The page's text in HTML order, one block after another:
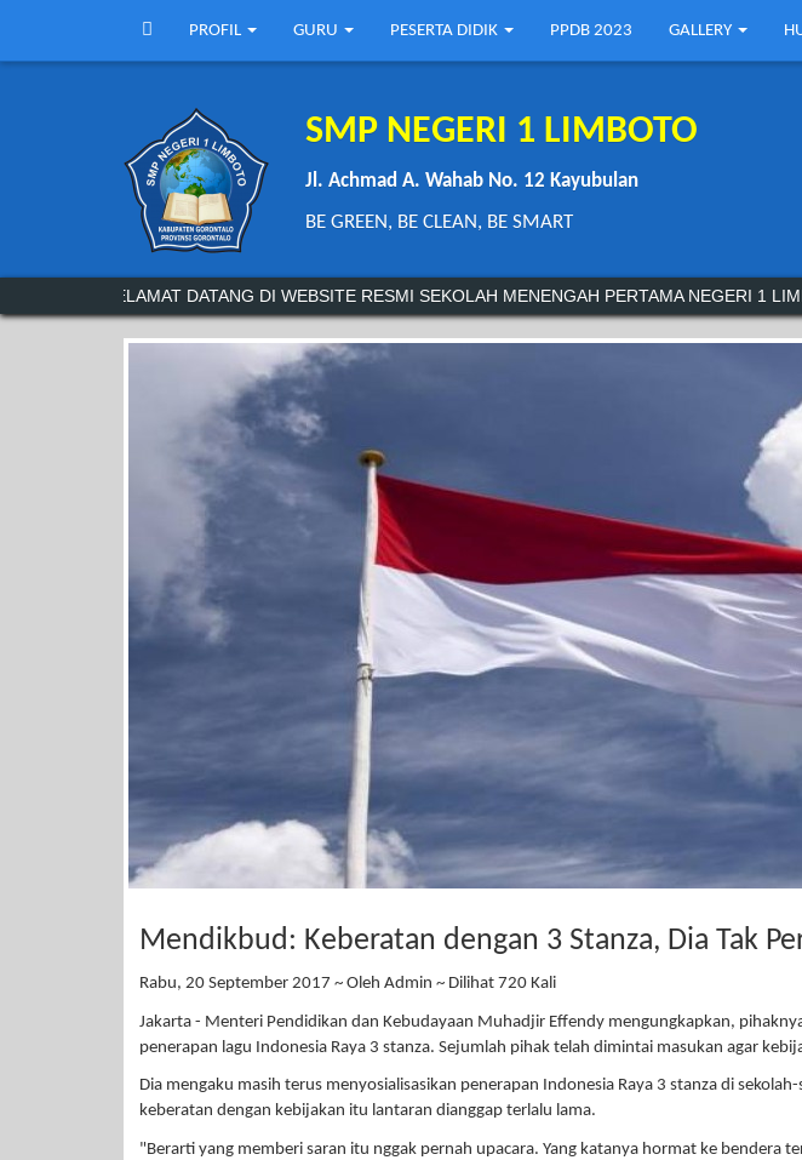
PROFIL GURU PESERTA DIDIK PPDB 2023 GALLERY
SMP NEGERI 1 LIMBOTO
Jl. Achmad A. Wahab No. 12 Kayubulan
BE GREEN, BE CLEAN, BE SMART
SELAMAT DATANG DI WEBSITE RESMI SEKOLAH MENENGAH PERTAMA NEGERI 1 LIMBOTO.
Mendikbud: Keberatan dengan 3 Stanza, Dia Tak
Rabu, 20 September 2017 ~ Oleh Admin ~ Dilihat 720 Kali
Jakarta - Menteri Pendidikan dan Kebudayaan Muhadjir Effendy mengungkapkan,
penerapan lagu Indonesia Raya 3 stanza. Sejumlah pihak telah dimintai masukan agar
Dia mengaku masih terus menyosialisasikan penerapan Indonesia Raya 3 stanza di
keberatan dengan kebijakan itu lantaran dianggap terlalu lama.
"Berarti yang memberi saran itu nggak pernah upacara. Yang katanya hormat ke bendera